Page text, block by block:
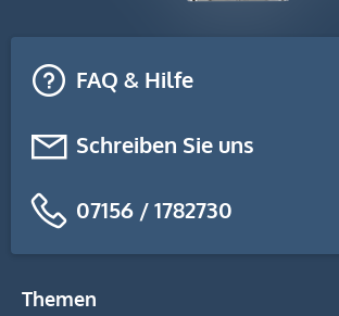
FAQ & Hilfe
Schreiben Sie uns
07156 / 1782730
Themen